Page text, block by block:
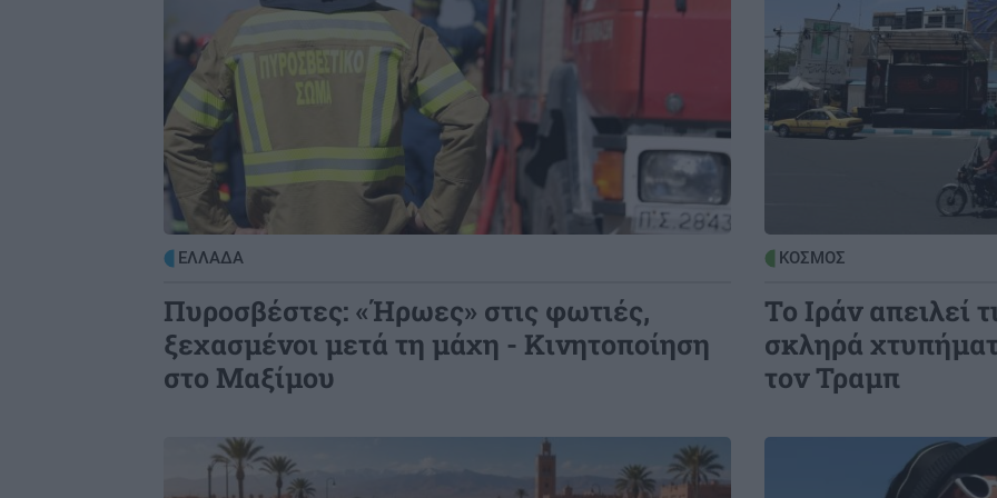
ΕΛΛΑΔΑ
Πυροσβέστες: «Ήρωες» στις φωτιές,
ξεχασμένοι μετά τη μάχη - Κινητοποίηση
στο Μαξίμου
ΚΟΣΜΟΣ
Το Ιράν απειλεί
σκληρά
τον Τραμπ